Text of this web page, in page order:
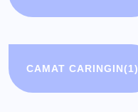
CAMAT CARINGIN(1)